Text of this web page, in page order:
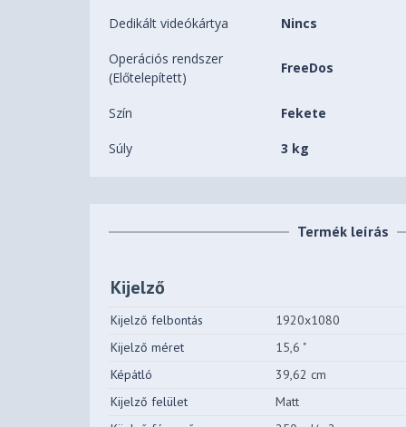
Dedikált videókártya Nincs
Operációs rendszer
(Előtelepített)
FreeDos
Szín Fekete
Súly 3 kg
Termék leírás
Kijelző
Kijelző felbontás
1920x1080
Kijelző méret
15,6 "
Képátló
39,62 cm
Kijelző felület
Matt